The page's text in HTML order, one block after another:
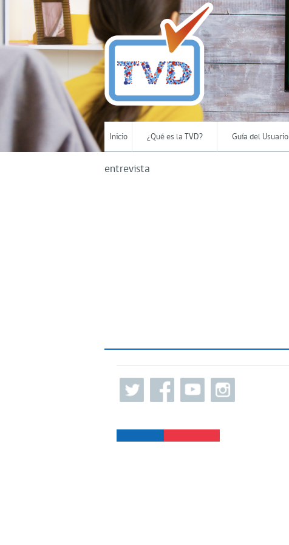
Inicio ¿Qué es la TVD? Guía del Usuario
entrevista